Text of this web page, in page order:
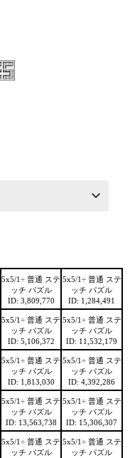
5x5/1÷ 普通 ステ
ッチ パズル
ID: 3,809,770
5x5/1÷ 普通 ステ
ッチ パズル
ID: 1,284,491
5x5/1÷ 普通 ステ
ッチ パズル
ID: 5,106,372
5x5/1÷ 普通 ステ
ッチ パズル
ID: 11,532,179
5x5/1÷ 普通 ステ
ッチ パズル
ID: 1,813,030
5x5/1÷ 普通 ステ
ッチ パズル
ID: 4,392,286
5x5/1÷ 普通 ステ
ッチ パズル
ID: 13,563,738
5x5/1÷ 普通 ステ
ッチ パズル
ID: 15,306,307
5x5/1÷ 普通 ステ
ッチ パズル
5x5/1÷ 普通 ステ
ッチ パズル